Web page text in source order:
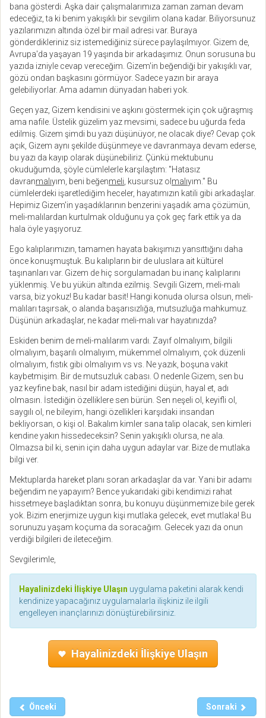
bana gösterdi. Aşka dair çalışmalarımıza zaman zaman devam
edeceğiz, ta ki benim yakışıklı bir sevgilim olana kadar. Biliyorsunuz
yazılarımızın altında özel bir mail adresi var. Buraya
gönderdikleriniz siz istemediğiniz sürece paylaşılmıyor. Gizem de,
Avrupa'da yaşayan 19 yaşında bir arkadaşımız. Onun sorusuna bu
yazıda izniyle cevap vereceğim. Gizem'in beğendiği bir yakışıklı var,
gözü ondan başkasını görmüyor. Sadece yazın bir araya
gelebiliyorlar. Ama adamın dünyadan haberi yok.
Geçen yaz, Gizem kendisini ve aşkını göstermek için çok uğraşmış
ama nafile. Üstelik güzelim yaz mevsimi, sadece bu uğurda feda
edilmiş. Gizem şimdi bu yazı düşünüyor, ne olacak diye? Cevap çok
açık, Gizem aynı şekilde düşünmeye ve davranmaya devam ederse,
bu yazı da kayıp olarak düşünebiliriz. Çünkü mektubunu
okuduğumda, şöyle cümlelerle karşılaştım: "Hatasız
davranmalıyım, beni beğenmeli , kusursuz ol malıyım." Bu
cümlelerdeki işaretlediğim heceler, hayatımızın katili gibi arkadaşlar.
Hepimiz Gizem'in yaşadıklarının benzerini yaşadık ama çözümün,
meli-malılardan kurtulmak olduğunu ya çok geç fark ettik ya da
hala öyle yaşıyoruz.
Ego kalıplarımızın, tamamen hayata bakışımızı yansıttığını daha
önce konuşmuştuk. Bu kalıpların bir de uluslara ait kültürel
taşınanları var. Gizem de hiç sorgulamadan bu inanç kalıplarını
yüklenmiş. Ve bu yükün altında ezilmiş. Sevgili Gizem, meli-malı
varsa, biz yokuz! Bu kadar basit! Hangi konuda olursa olsun, meli-
malıları taşırsak, o alanda başarısızlığa, mutsuzluğa mahkumuz.
Düşünün arkadaşlar, ne kadar meli-malı var hayatınızda?
Eskiden benim de meli-malılarım vardı. Zayıf olmalıyım, bilgili
olmalıyım, başarılı olmalıyım, mükemmel olmalıyım, çok düzenli
olmalıyım, fıstık gibi olmalıyım vs vs. Ne yazık, boşuna vakit
kaybetmişim. Bir de mutsuzluk cabası. O nedenle Gizem, sen bu
yaz keyfine bak, nasıl bir adam istediğini düşün, hayal et, adı
olmasın. İstediğin özelliklere sen bürün. Sen neşeli ol, keyifli ol,
saygılı ol, ne bileyim, hangi özellikleri karşıdaki insandan
bekliyorsan, o kişi ol. Bakalım kimler sana talip olacak, sen kimleri
kendine yakın hissedeceksin? Senin yakışıklı olursa, ne ala.
Olmazsa bil ki, senin için daha uygun adaylar var. Bize de mutlaka
bilgi ver.
Mektuplarda hareket planı soran arkadaşlar da var. Yani bir adamı
beğendim ne yapayım? Bence yukarıdaki gibi kendimizi rahat
hissetmeye başladıktan sonra, bu konuyu düşünmemize bile gerek
yok. Bizim enerjimize uygun kişi mutlaka gelecek, evet mutlaka! Bu
sorunuzu yaşam koçuma da soracağım. Gelecek yazı da onun
verdiği bilgileri de ileteceğim.
Sevgilerimle,
Hayalinizdeki İlişkiye Ulaşın uygulama paketini alarak kendi
kendinize yapacağınız uygulamalarla ilişkiniz ile ilgili
engelleyen inançlarınızı dönüştürebilirsiniz.
Hayalinizdeki İlişkiye Ulaşın
Önceki Sonraki